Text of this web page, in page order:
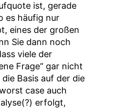
ist, gerade
es häufig nur
eines der großen
Sie dann noch
viele der
Frage“ gar nicht
Basis auf der die
case auch
erfolgt,